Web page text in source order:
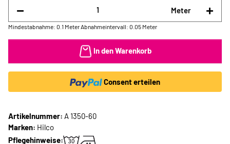
Meter
Mindestabnahme: 0.1 Meter Abnahmeintervall: 0.05 Meter
In den Warenkorb
Consent erteilen
Artikelnummer: A 1350-60
Marken: Hilco
Pflegehinweise: